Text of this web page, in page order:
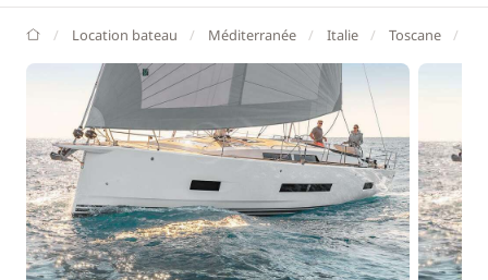
GlobeSailor
Location bateau Méditerranée Italie Toscane